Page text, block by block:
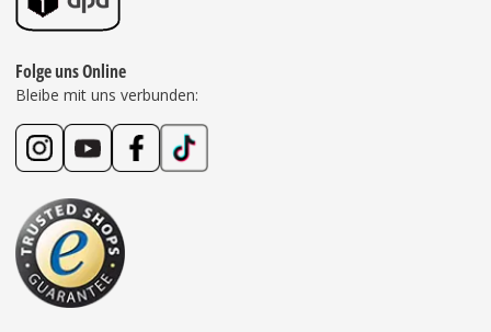
Folge uns Online
Bleibe mit uns verbunden: